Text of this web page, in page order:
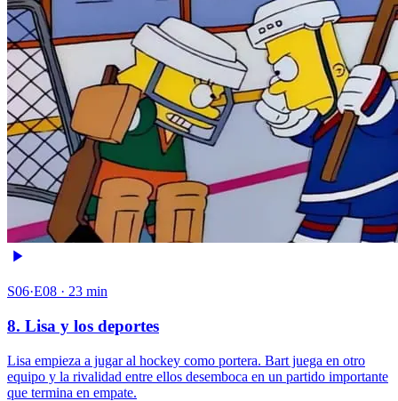
S06·E08 · 23 min
8. Lisa y los deportes
Lisa empieza a jugar al hockey como portera. Bart juega en otro
equipo y la rivalidad entre ellos desemboca en un partido importante
que termina en empate.